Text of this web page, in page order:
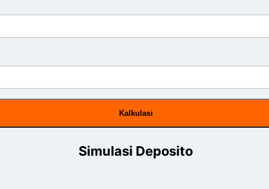
Kalkulasi
Simulasi Deposito